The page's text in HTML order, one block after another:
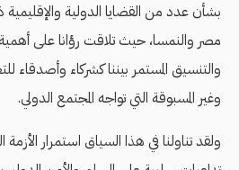
بشأن عدد من القضايا الدولية والإقليمية
مصر والنمسا، حيث تلاقت رؤانا على أهمية
والتنسيق المستمر بيننا كشركاء وأصدقاء
وغير المسبوقة التي تواجه المجتمع الدولي.
ولقد تناولنا في هذا السياق استمرار الأزمة